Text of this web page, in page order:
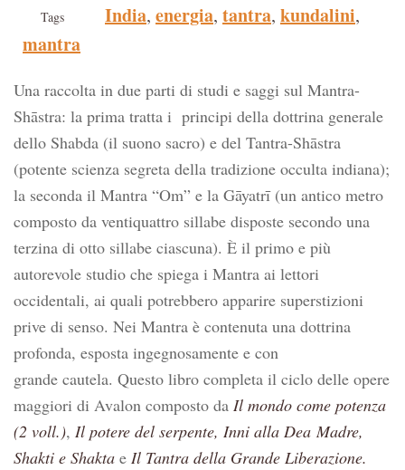
Tags India, energia, tantra, kundalini,
mantra
Una raccolta in due parti di studi e saggi sul Mantra-
Shāstra: la prima tratta i principi della dottrina generale
dello Shabda (il suono sacro) e del Tantra-Shāstra
(potente scienza segreta della tradizione occulta indiana);
la seconda il Mantra “Om” e la Gāyatrī (un antico metro
composto da ventiquattro sillabe disposte secondo una
terzina di otto sillabe ciascuna). È il primo e più
autorevole studio che spiega i Mantra ai lettori
occidentali, ai quali potrebbero apparire superstizioni
prive di senso. Nei Mantra è contenuta una dottrina
profonda, esposta ingegnosamente e con
grande cautela. Questo libro completa il ciclo delle opere
maggiori di Avalon composto da Il mondo come potenza
(2 voll.), Il potere del serpente, Inni alla Dea Madre,
Shakti e Shakta e Il Tantra della Grande Liberazione.